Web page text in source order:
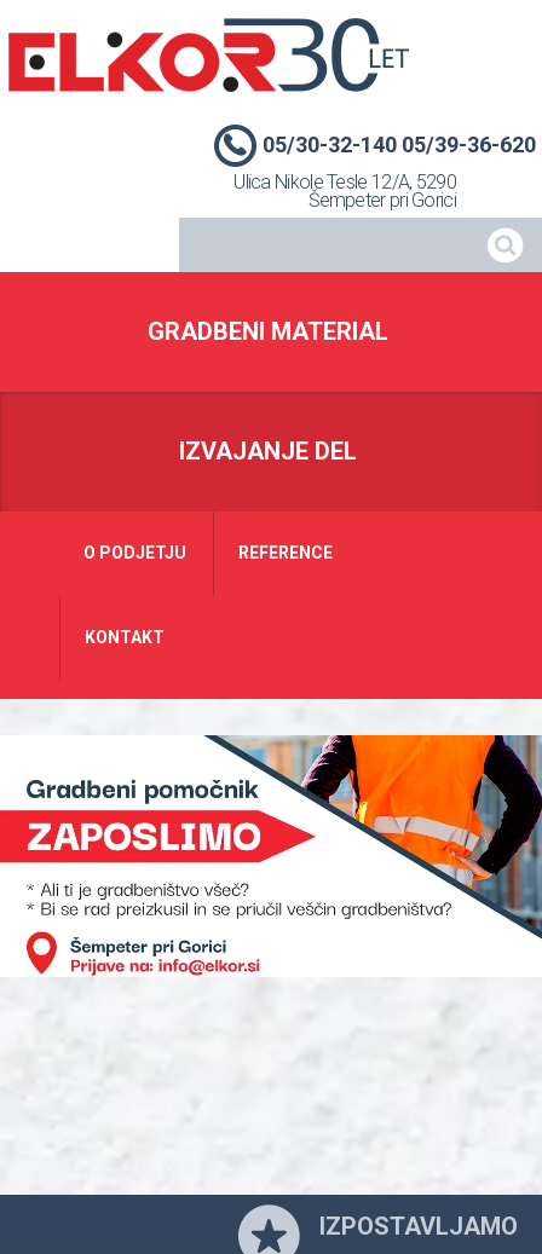
05/30-32-140 05/39-36-620
Ulica Nikole Tesle 12/A, 5290
Šempeter pri Gorici
GRADBENI MATERIAL
IZVAJANJE DEL
O PODJETJU REFERENCE
KONTAKT
IZPOSTAVLJAMO